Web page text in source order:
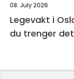
08. July 2026
Legevakt i
du trenger det